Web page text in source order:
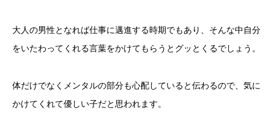
大人の男性となれば仕事に邁進する時期でもあり、そんな中自分
をいたわってくれる言葉をかけてもらうとグッとくるでしょう。
体だけでなくメンタルの部分も心配していると伝わるので、気に
かけてくれて優しい子だと思われます。